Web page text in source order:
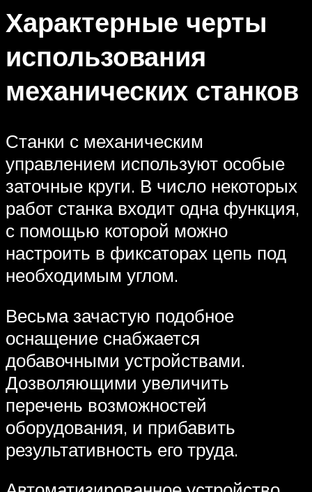
Характерные черты
использования
механических станков
Станки с механическим
управлением используют особые
заточные круги. В число некоторых
работ станка входит одна функция,
с помощью которой можно
настроить в фиксаторах цепь под
необходимым углом.
Весьма зачастую подобное
оснащение снабжается
добавочными устройствами.
Дозволяющими увеличить
перечень возможностей
оборудования, и прибавить
результативность его труда.